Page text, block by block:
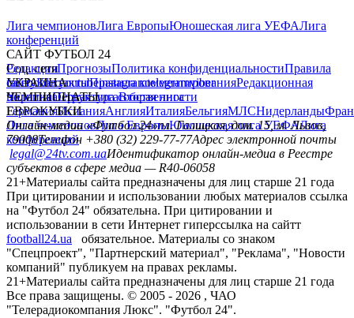
Лига чемпионовЛига ЕвропыЮношеская лига УЕФАЛига
конференций
САЙТ ФУТБОЛ 24
РедакцияПрогнозыПолитика конфиденциальностиПравила
сайтуКонтактыПравила комментированияРедакционная
политикаСтруктура собственности
Соц. сети
facebookxyoutubeinstagramtelegramviber
УКРАИНА
УкраинаПервая лигаВторая лига
ЧЕМПИОНАТЫ
ГерманияИспанияАнглияИталияБельгияМЛСНидерланды
ЕВРОКУБКИ
Лига чемпионовЛига ЕвропыЮношеская лига УЕФАЛига
конференций
Онлайн-медиа «Футбол 24»пл. Галицкая, дом. 15, м. Львов,
79008Телефон +380 (32) 229-77-77Адрес электронной почты
legal@24tv.com.uaИдентификатор онлайн-медиа в Реестре
субъектов в сфере медиа — R40-06058
21+Материалы сайта предназначены для лиц старше 21 года
При цитировании и использовании любых материалов ссылка
на "Футбол 24" обязательна. При цитировании и
использовании в сети Интернет гиперссылка на сайтт
football24.ua
обязательное. Материалы со знаком
"Спецпроект", "Партнерский материал", "Реклама", "Новости
компаний" публикуем на правах рекламы.
21+Материалы сайта предназначены для лиц старше 21 года
Все права защищены. © 2005 - 2026 , ЧАО
"Телерадиокомпания Люкс". "Футбол 24".